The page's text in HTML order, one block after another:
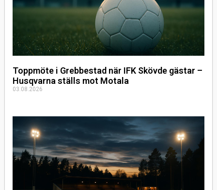
Toppmöte i Grebbestad när IFK Skövde gästar –
Husqvarna ställs mot Motala
03.08.2026